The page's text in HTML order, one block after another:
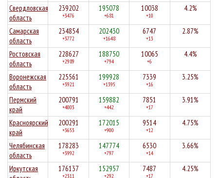
Свердловская
область
239202
+3476
195078
+681
10038
+10
4.2%
Самарская
область
234854
+3772
202430
+1648
6747
+13
2.87%
Ростовская
область
228627
+2989
188750
+794
10065
+6
4.4%
Воронежская
область
225561
+3921
199928
+1395
7339
+16
3.25%
Пермский
край
200791
+4003
159882
+442
7851
+17
3.91%
Красноярский
край
200291
+3653
172015
+900
9514
+12
4.75%
Челябинская
область
178283
+3992
147774
+797
6530
+14
3.66%
Иркутская
176137
+2311
152957
+292
7487
+17
4.25%